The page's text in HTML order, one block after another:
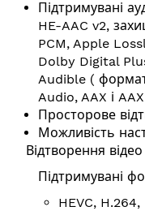
Підтримувані
HE-AAC v2,
PCM, Apple
Dolby Digital
Audible (
Audio, AAX і
Просторове
Можливість
Відтворення відео
Підтримувані
HEVC,